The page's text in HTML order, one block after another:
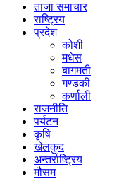
ताजा समाचार
राष्ट्रिय
प्रदेश
कोशी
मधेस
बागमती
गण्डकी
कर्णाली
राजनीति
पर्यटन
कृषि
खेलकुद
अन्तर्राष्ट्रिय
मौसम